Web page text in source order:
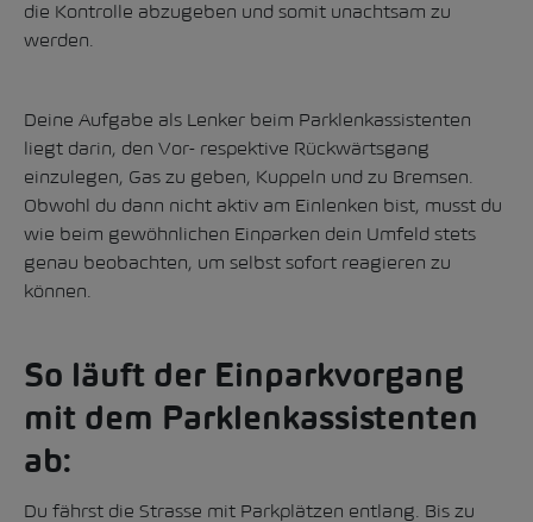
die Kontrolle abzugeben und somit unachtsam zu
werden.
Deine Aufgabe als Lenker beim Parklenkassistenten
liegt darin, den Vor- respektive Rückwärtsgang
einzulegen, Gas zu geben, Kuppeln und zu Bremsen.
Obwohl du dann nicht aktiv am Einlenken bist, musst du
wie beim gewöhnlichen Einparken dein Umfeld stets
genau beobachten, um selbst sofort reagieren zu
können.
So läuft der Einparkvorgang
mit dem Parklenkassistenten
ab:
Du fährst die Strasse mit Parkplätzen entlang. Bis zu